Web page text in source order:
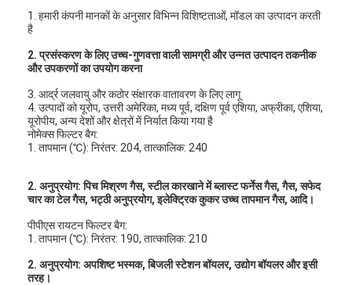
समाचार
एयर फिल्टर बनाने की मशीन
एयर फिल्टर निर्माण मशीन
पॉकेट फ़िल्टर बनाने की मशीन
स्वचालित रिवेटिंग मशीन
1. हमारी कंपनी मानकों के अनुसार विभिन्न विशिष्टताओं, मॉडल का उत्पादन करती
है
2. प्रसंस्करण के लिए उच्च-गुणवत्ता वाली सामग्री और उन्नत उत्पादन तकनीक
और उपकरणों का उपयोग करना
3. आर्द्र जलवायु और कठोर संक्षारक वातावरण के लिए लागू
4. उत्पादों को यूरोप, उत्तरी अमेरिका, मध्य पूर्व, दक्षिण पूर्व एशिया, अफ्रीका, एशिया,
यूरोपीय, अन्य देशों और क्षेत्रों में निर्यात किया गया है
नोमेक्स फिल्टर बैग:
1. तापमान (℃): निरंतर: 204, तात्कालिक: 240
2. अनुप्रयोग: पिच मिश्रण गैस, स्टील कारखाने में ब्लास्ट फर्नेस गैस, गैस, सफेद
चार का टेल गैस, भट्ठी अनुप्रयोग, इलेक्ट्रिक कुकर उच्च तापमान गैस, आदि।
पीपीएस रायटन फिल्टर बैग:
1. तापमान (℃): निरंतर: 190, तात्कालिक: 210
2. अनुप्रयोग: अपशिष्ट भस्मक, बिजली स्टेशन बॉयलर, उद्योग बॉयलर और इसी
तरह।